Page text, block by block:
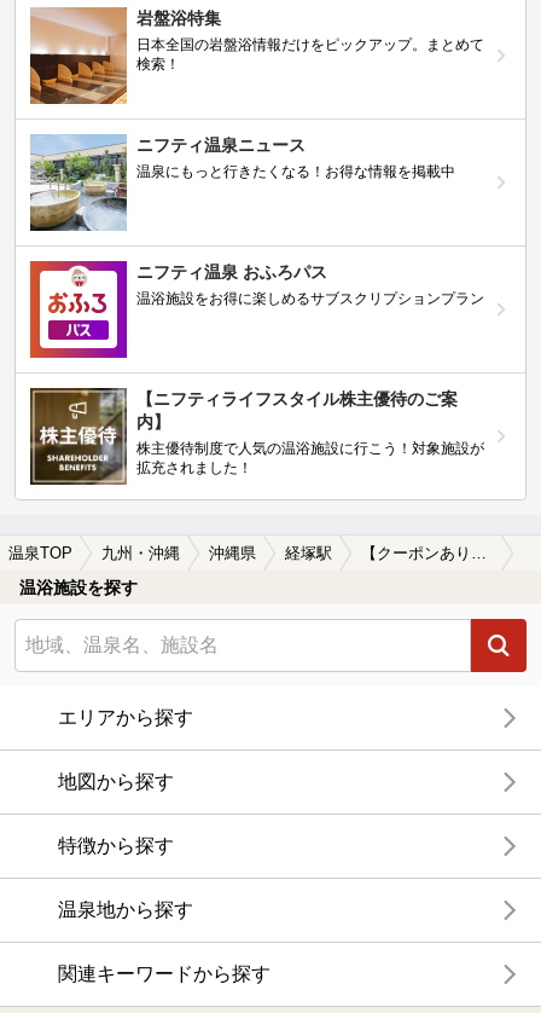
岩盤浴特集
日本全国の岩盤浴情報だけをピックアップ。まとめて
検索！
ニフティ温泉ニュース
温泉にもっと行きたくなる！お得な情報を掲載中
ニフティ温泉 おふろパス
温浴施設をお得に楽しめるサブスクリプションプラン
【ニフティライフスタイル株主優待のご案
内】
株主優待制度で人気の温浴施設に行こう！対象施設が
拡充されました！
温泉TOP 九州・沖縄 沖縄県 経塚駅 【クーポンあり】女子旅・女子会におすすめの経塚駅近くの温泉、日帰り温泉、スーパー銭湯おすすめ
温浴施設を探す
エリアから探す
地図から探す
特徴から探す
温泉地から探す
関連キーワードから探す